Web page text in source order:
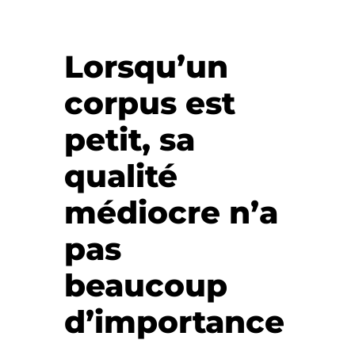
Lorsqu’un
corpus est
petit, sa
qualité
médiocre n’a
pas
beaucoup
d’importance